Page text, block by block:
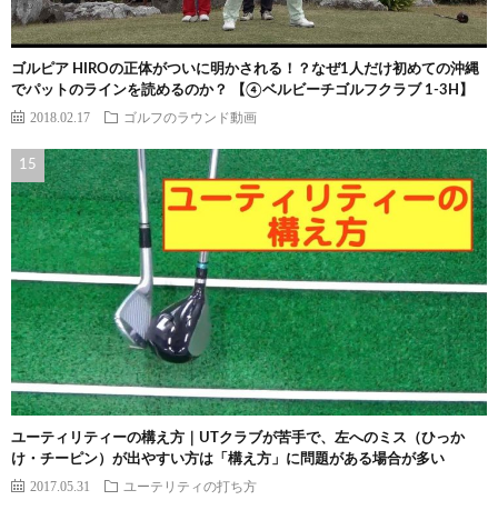
ゴルピア HIROの正体がついに明かされる！？なぜ1人だけ初めての沖縄
でパットのラインを読めるのか？ 【④ベルビーチゴルフクラブ 1-3H】
2018.02.17 ゴルフのラウンド動画
ユーティリティーの構え方｜UTクラブが苦手で、左へのミス（ひっか
け・チーピン）が出やすい方は「構え方」に問題がある場合が多い
2017.05.31 ユーテリティの打ち方